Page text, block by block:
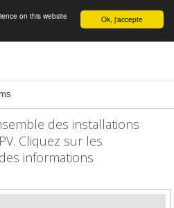
English Ok, j'accepte
on this website
des installations
Cliquez sur les
informations